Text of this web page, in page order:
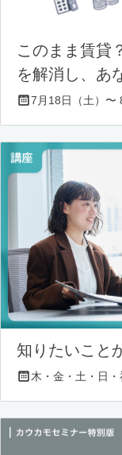
このまま賃貸
を解消し、あ
7月18日（土）〜
知りたいこと